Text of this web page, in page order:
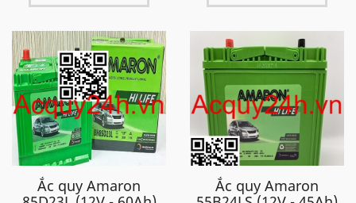
Ắc quy Amaron
Ắc quy Amaron